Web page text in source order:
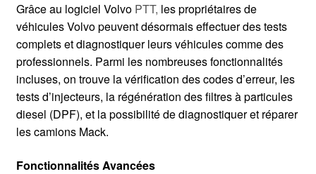
Grâce au logiciel Volvo PTT, les propriétaires de
véhicules Volvo peuvent désormais effectuer des tests
complets et diagnostiquer leurs véhicules comme des
professionnels. Parmi les nombreuses fonctionnalités
incluses, on trouve la vérification des codes d’erreur, les
tests d’injecteurs, la régénération des filtres à particules
diesel (DPF), et la possibilité de diagnostiquer et réparer
les camions Mack.
Fonctionnalités Avancées